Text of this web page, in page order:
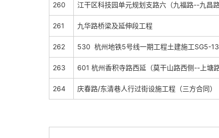
260 江干区科技园单元规划支路六（九福路--九昌
261 九华路桥梁及延伸段工程
262 530 杭州地铁5号线一期工程土建施工SG5-
263 601 杭州香积寺路西延（莫干山路西侧--上塘
264 庆春路/东清巷人行过街设施工程（三方合同）